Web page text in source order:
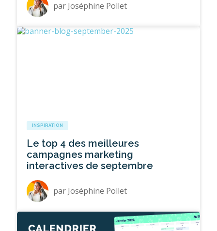
par Joséphine Pollet
INSPIRATION
Le top 4 des meilleures
campagnes marketing
interactives de septembre
par Joséphine Pollet